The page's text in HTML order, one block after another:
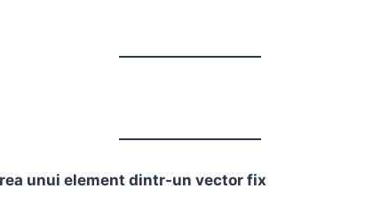
unui element dintr-un vector fix